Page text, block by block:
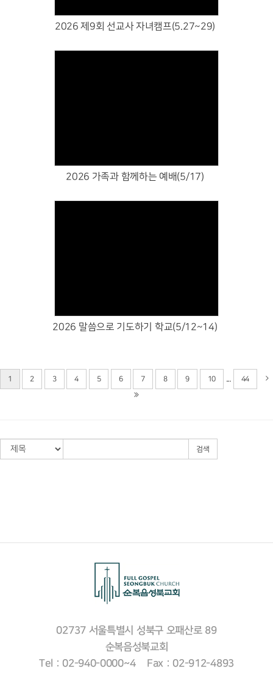
2026 제9회 선교사 자녀캠프(5.27~29)
2026 가족과 함께하는 예배(5/17)
2026 말씀으로 기도하기 학교(5/12~14)
1 2 3 4 5 6 7 8 9 10 ... 44
검색
02737 서울특별시 성북구 오패산로 89
순복음성북교회
Tel : 02-940-0000~4 Fax : 02-912-4893